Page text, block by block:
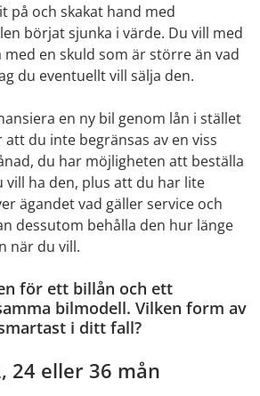
på och skakat hand med
börjat sjunka i värde. Du vill med
en skuld som är större än vad
du eventuellt vill sälja den.
en ny bil genom lån i stället
du inte begränsas av en viss
du har möjligheten att beställa
vill ha den, plus att du har lite
ägandet vad gäller service och
dessutom behålla den hur länge
när du vill.
för ett billån och ett
bilmodell. Vilken form av
i ditt fall?
24 eller 36 mån